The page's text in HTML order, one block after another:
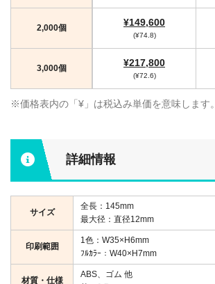
2,000個 ¥149,600
(¥74.8)
3,000個 ¥217,800
(¥72.6)
※価格表内の「¥」は税込み単価を意味します。
詳細情報
サイズ
全長：145mm
最大径：直径12mm
印刷範囲
1色：W35×H6mm
ﾌﾙｶﾗｰ：W40×H7mm
材質・仕様
ABS、ゴム 他